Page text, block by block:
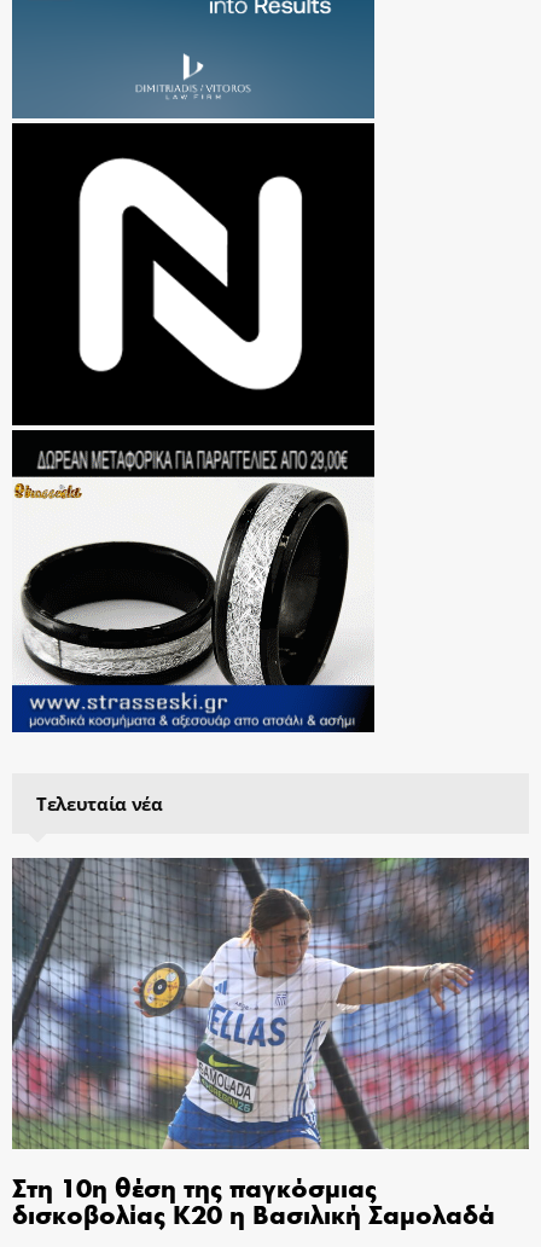
Τελευταία νέα
Στη 10η θέση της παγκόσμιας
δισκοβολίας Κ20 η Βασιλική Σαμολαδά